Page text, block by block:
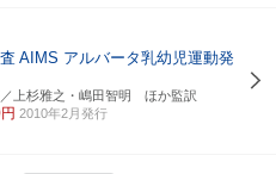
AIMS アルバータ乳幼児運動発
上杉雅之・嶋田智明 ほか監訳
2010年2月発行